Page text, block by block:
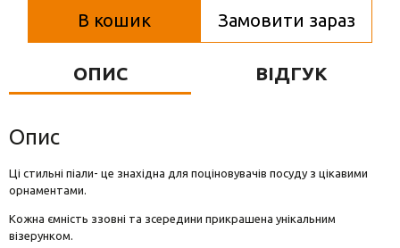
Вази для квітів
Фігурки та статуетки
В кошик Замовити зараз
ОПИС ВІДГУК
Опис
Ці стильні піали- це знахідна для поціновувачів посуду з цікавими
орнаментами.
Кожна ємність ззовні та зсередини прикрашена унікальним
візерунком.